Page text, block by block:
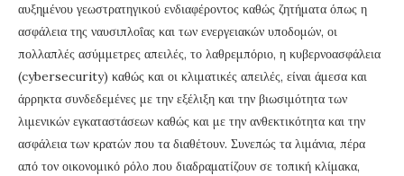
αυξημένου γεωστρατηγικού ενδιαφέροντος καθώς ζητήματα όπως η
ασφάλεια της ναυσιπλοΐας και των ενεργειακών υποδομών, οι
πολλαπλές ασύμμετρες απειλές, το λαθρεμπόριο, η κυβερνοασφάλεια
(cybersecurity) καθώς και οι κλιματικές απειλές, είναι άμεσα και
άρρηκτα συνδεδεμένες με την εξέλιξη και την βιωσιμότητα των
λιμενικών εγκαταστάσεων καθώς και με την ανθεκτικότητα και την
ασφάλεια των κρατών που τα διαθέτουν. Συνεπώς τα λιμάνια, πέρα
από τον οικονομικό ρόλο που διαδραματίζουν σε τοπική κλίμακα,